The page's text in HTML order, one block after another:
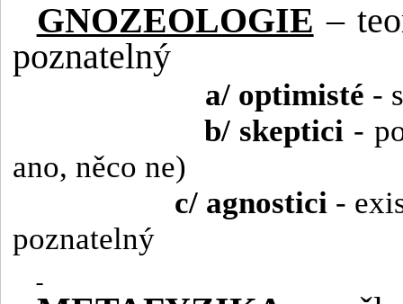
GNOZEOLOGIE –
poznatelný
a/ optimisté -
b/ skeptici -
ano, něco ne)
c/ agnostici-
poznatelný